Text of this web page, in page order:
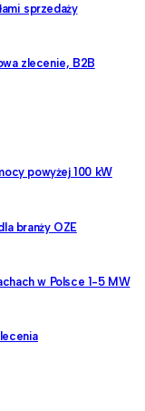
sprzedaży
zlecenie, B2B
powyżej 100 kW
branży OZE
w Polsce 1-5 MW